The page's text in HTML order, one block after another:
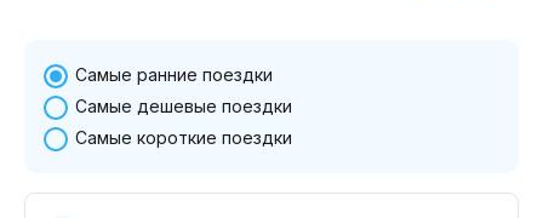
Самые ранние поездки
Самые дешевые поездки
Самые короткие поездки